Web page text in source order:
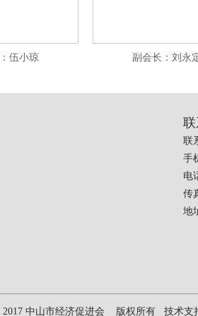
伍小琼 副会长：刘永
联
联
手
电
传
地
2017 中山市经济促进会 版权所有 技术支